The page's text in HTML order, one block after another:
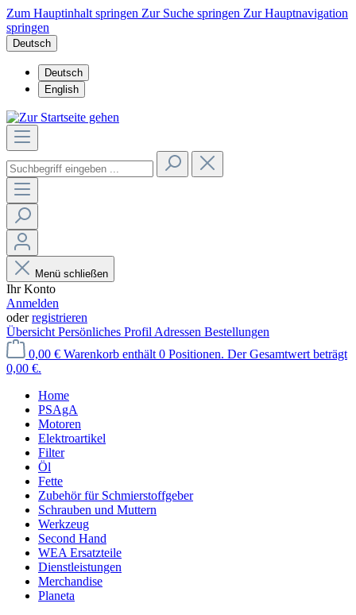
Zum Hauptinhalt springen Zur Suche springen Zur Hauptnavigation
springen
Deutsch
Deutsch
English
Menü schließen
Ihr Konto
Anmelden
oderregistrieren
Übersicht Persönliches Profil Adressen Bestellungen
0,00 € Warenkorb enthält 0 Positionen. Der Gesamtwert beträgt
0,00 €.
Home
PSAgA
Motoren
Elektroartikel
Filter
Öl
Fette
Zubehör für Schmierstoffgeber
Schrauben und Muttern
Werkzeug
Second Hand
WEA Ersatzteile
Dienstleistungen
Merchandise
Planeta